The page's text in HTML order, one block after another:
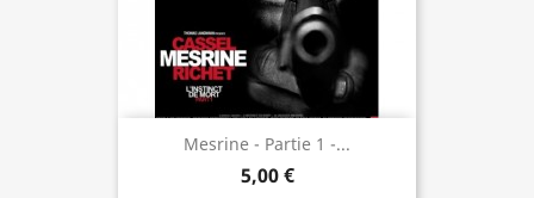
Mesrine - Partie 1 -...
5,00 €